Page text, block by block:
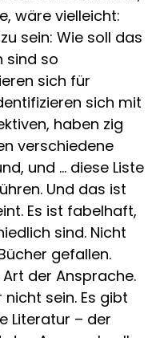
wäre vielleicht:
sein: Wie soll das
sind so
sich für
sich mit
haben zig
verschiedene
und … diese Liste
Und das ist
Es ist fabelhaft,
sind. Nicht
gefallen.
der Ansprache.
sein. Es gibt
Literatur – der